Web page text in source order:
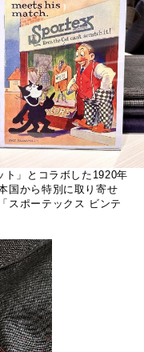
ト」とコラボした1920年
国から特別に取り寄せ
スポーテックス ビンテ